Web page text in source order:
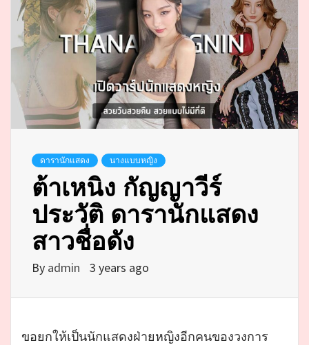
ดารานักแสดง นางแบบหญิง
ต้าเหนิง กัญญาวีร์
ประวัติ ดารานักแสดง
สาวชื่อดัง
By admin 3 years ago
ขอยกให้เป็นนักแสดงฝ่ายหญิงอีกคนของวงการ